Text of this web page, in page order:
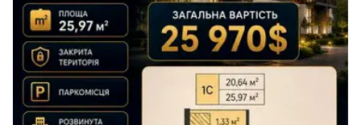
зручний для вас час. Додатково: Тип будинку: Житловий фонд
від 2021 р.. Планування: Студія. Система опалення: Індивідуальне
газове. Ремонт: Під чистову обробку